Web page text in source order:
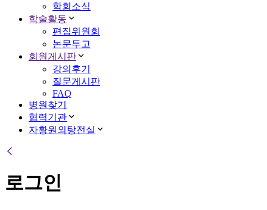
학회소식
학술활동
편집위원회
논문투고
회원게시판
강의후기
질문게시판
FAQ
병원찾기
협력기관
자황원외탕전실
로그인